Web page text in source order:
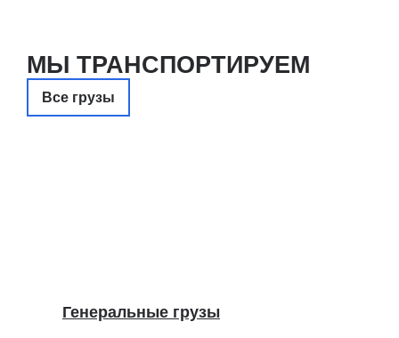
МЫ ТРАНСПОРТИРУЕМ
Все грузы
Генеральные грузы